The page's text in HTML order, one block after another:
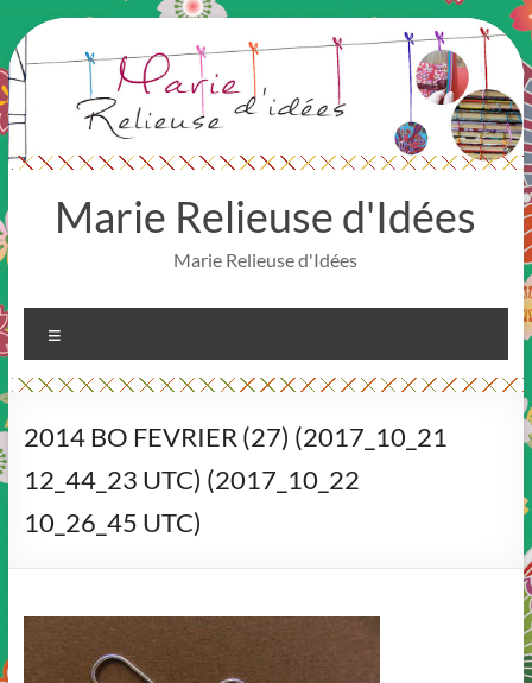
Aller
au
contenu
Marie Relieuse d'Idées
Marie Relieuse d'Idées
2014 BO FEVRIER (27) (2017_10_21
12_44_23 UTC) (2017_10_22
10_26_45 UTC)